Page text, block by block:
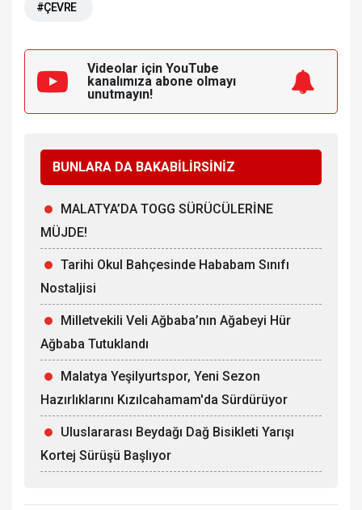
#ÇEVRE
Videolar için YouTube
kanalımıza abone olmayı
unutmayın!
BUNLARA DA BAKABİLİRSİNİZ
MALATYA’DA TOGG SÜRÜCÜLERİNE
MÜJDE!
Tarihi Okul Bahçesinde Hababam Sınıfı
Nostaljisi
Milletvekili Veli Ağbaba’nın Ağabeyi Hür
Ağbaba Tutuklandı
Malatya Yeşilyurtspor, Yeni Sezon
Hazırlıklarını Kızılcahamam'da Sürdürüyor
Uluslararası Beydağı Dağ Bisikleti Yarışı
Kortej Sürüşü Başlıyor